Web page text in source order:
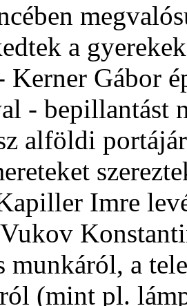
a
Kerner Gábor
- bepillantást
alföldi
Imre
munkáról, a
(mint pl.